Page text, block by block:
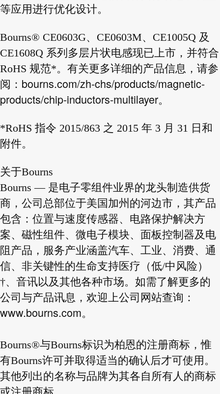
等应用进行优化设计。
Bourns® CE0603G、CE0603M、CE1005Q 及
CE1608Q 系列多层片状电感现已上市，并符合
RoHS 规范*。有关更多详细的产品信息，请参
阅： bourns.com/zh-chs/products/magnetic-
products/chip-inductors-multilayer。
*RoHS 指令 2015/863 之 2015 年 3 月 31 日和
附件。
关于Bourns
Bourns — 是电子零组件业界的龙头制造供货
商，公司总部位于美国加州的河边市，其产品
包含：位置与速度传感器、电路保护解决方
案、磁性组件、微电子模块、面板控制器及电
阻产品，服务产业涵盖汽车、工业、消费、通
信、非关键性的生命支持医疗（低/中风险）
†、音讯以及其他各种市场。如需了解更多的
公司与产品讯息，欢迎上公司网站查询：
www.bourns.com。
Bourns®与Bourns标识为柏恩的注册商标，惟
有Bourns许可并取得适当的确认后才可使用。
其他列出的名称与品牌为其各自所有人的商标